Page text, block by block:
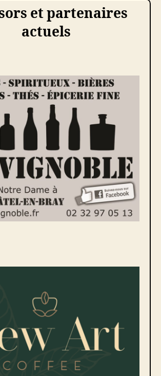
et partenaires
actuels